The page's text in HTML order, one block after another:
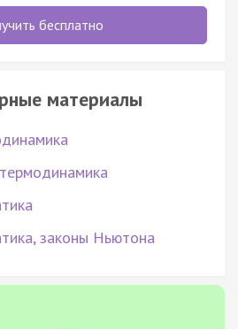
бесплатно
материалы
законы Ньютона